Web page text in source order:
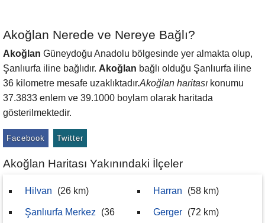
Akoğlan Nerede ve Nereye Bağlı?
Akoğlan Güneydoğu Anadolu bölgesinde yer almakta olup,
Şanlıurfa iline bağlıdır. Akoğlan bağlı olduğu Şanlıurfa iline
36 kilometre mesafe uzaklıktadır.Akoğlan haritası konumu
37.3833 enlem ve 39.1000 boylam olarak haritada
gösterilmektedir.
Facebook Twitter
Akoğlan Haritası Yakınındaki İlçeler
Hilvan (26 km)
Şanlıurfa Merkez
(36
Harran (58 km)
Gerger (72 km)